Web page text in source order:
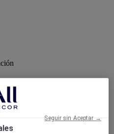
Seguir sin Aceptar →